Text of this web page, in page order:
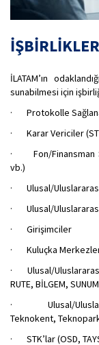
İLATAM’ın
sunabilmesi için
· Protokolle
· Karar Vericiler
· Fon/Finansman
vb.)
· Ulusal/Uluslararası
· Ulusal/
· Girişimciler
· Kuluçka
· Ulusal/
RUTE, BİLGEM,
· Ulusal/
Teknokent,
· STK’lar (OSD,